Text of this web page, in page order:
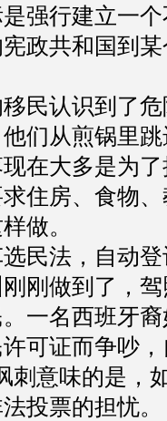
强行建立一
政共和国到
民认识到了
们从煎锅里
在大多是为
住房、食物
做。
民法，自动
刚做到了，
一名西班牙
可证而争吵
刺意味的是，
投票的担忧。